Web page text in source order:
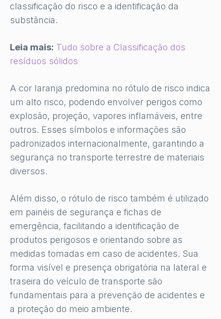
classificação do risco e a identificação da
substância.
Leia mais: Tudo sobre a Classificação dos
resíduos sólidos
A cor laranja predomina no rótulo de risco indica
um alto risco, podendo envolver perigos como
explosão, projeção, vapores inflamáveis, entre
outros. Esses símbolos e informações são
padronizados internacionalmente, garantindo a
segurança no transporte terrestre de materiais
diversos.
Além disso, o rótulo de risco também é utilizado
em painéis de segurança e fichas de
emergência, facilitando a identificação de
produtos perigosos e orientando sobre as
medidas tomadas em caso de acidentes. Sua
forma visível e presença obrigatória na lateral e
traseira do veículo de transporte são
fundamentais para a prevenção de acidentes e
a proteção do meio ambiente.